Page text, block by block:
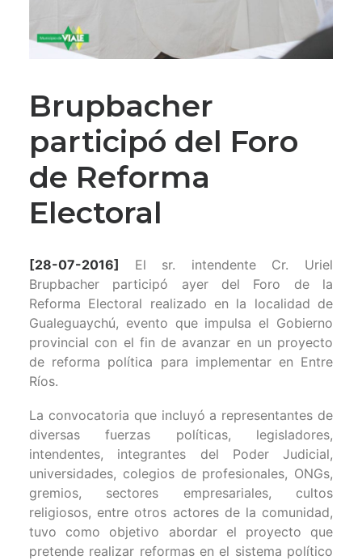
Brupbacher
participó del Foro
de Reforma
Electoral
[28-07-2016] El sr. intendente Cr. Uriel
Brupbacher participó ayer del Foro de la
Reforma Electoral realizado en la localidad de
Gualeguaychú, evento que impulsa el Gobierno
provincial con el fin de avanzar en un proyecto
de reforma política para implementar en Entre
Ríos.
La convocatoria que incluyó a representantes de
diversas fuerzas políticas, legisladores,
intendentes, integrantes del Poder Judicial,
universidades, colegios de profesionales, ONGs,
gremios, sectores empresariales, cultos
religiosos, entre otros actores de la comunidad,
tuvo como objetivo abordar el proyecto que
pretende realizar reformas en el sistema político